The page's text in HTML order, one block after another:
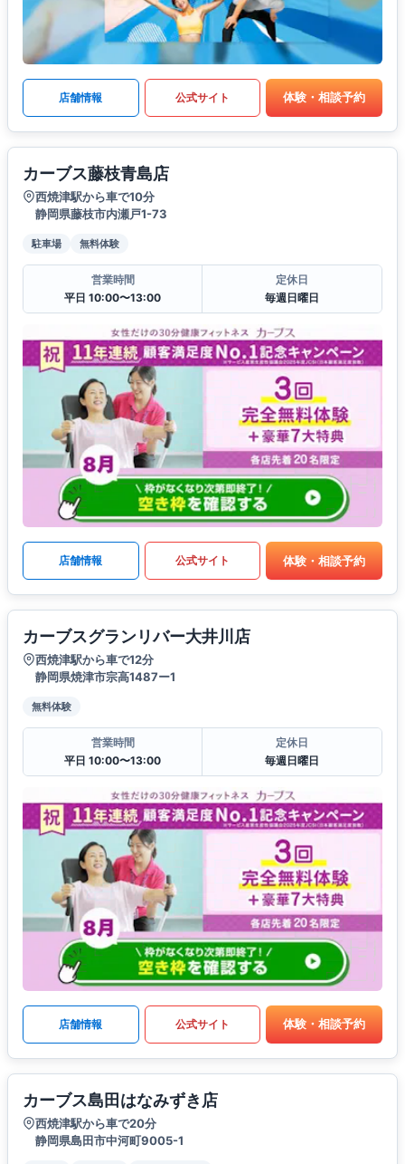
店舗情報 公式サイト 体験・相談予約
カーブス藤枝青島店
西焼津駅から車で10分
静岡県藤枝市内瀬戸1-73
駐車場 無料体験
営業時間
平日 10:00〜13:00
定休日
毎週日曜日
店舗情報 公式サイト 体験・相談予約
カーブスグランリバー大井川店
西焼津駅から車で12分
静岡県焼津市宗高1487ー1
無料体験
営業時間
平日 10:00〜13:00
定休日
毎週日曜日
店舗情報 公式サイト 体験・相談予約
カーブス島田はなみずき店
西焼津駅から車で20分
静岡県島田市中河町9005-1